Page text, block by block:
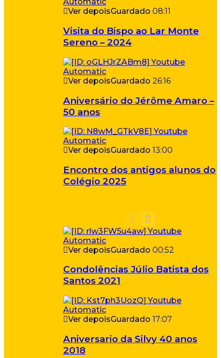
Ver depoisGuardado 08:11
Visita do Bispo ao Lar Monte
Sereno – 2024
Ver depoisGuardado 26:16
Aniversário do Jérôme Amaro –
50 anos
Ver depoisGuardado 13:00
Encontro dos antigos alunos do
Colégio 2025
Ver depoisGuardado 00:52
Condolências Júlio Batista dos
Santos 2021
Ver depoisGuardado 17:07
Aniversario da Silvy 40 anos
2018